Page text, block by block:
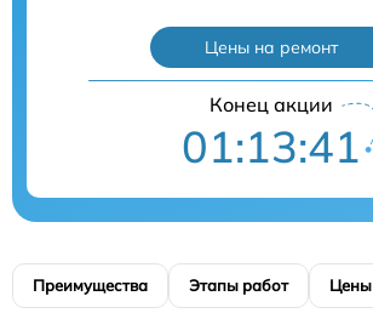
Цены на ремонт
Конец акции
01:13:40
Преимущества Этапы работ Цены